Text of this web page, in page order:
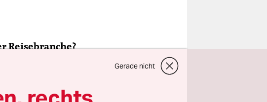
Reisebranche?
sehen wir den
Gerade nicht